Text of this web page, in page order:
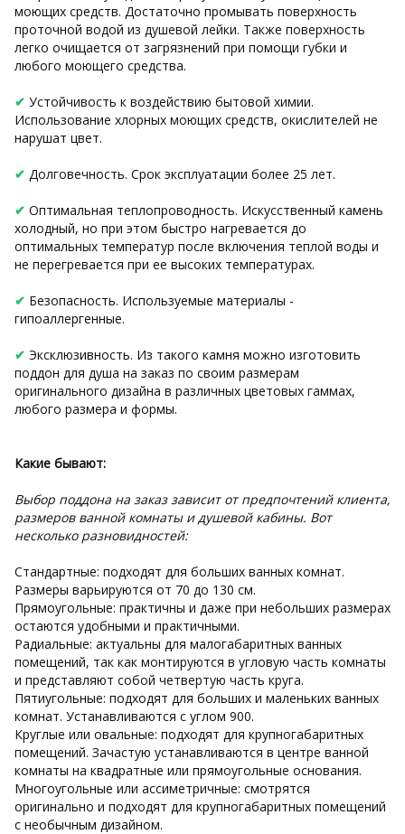
моющих средств. Достаточно промывать поверхность
проточной водой из душевой лейки. Также поверхность
легко очищается от загрязнений при помощи губки и
любого моющего средства.
✔ Устойчивость к воздействию бытовой химии.
Использование хлорных моющих средств, окислителей не
нарушат цвет.
✔ Долговечность. Срок эксплуатации более 25 лет.
✔ Оптимальная теплопроводность. Искусственный камень
холодный, но при этом быстро нагревается до
оптимальных температур после включения теплой воды и
не перегревается при ее высоких температурах.
✔ Безопасность. Используемые материалы -
гипоаллергенные.
✔ Эксклюзивность. Из такого камня можно изготовить
поддон для душа на заказ по своим размерам
оригинального дизайна в различных цветовых гаммах,
любого размера и формы.
Какие бывают:
Выбор поддона на заказ зависит от предпочтений клиента,
размеров ванной комнаты и душевой кабины. Вот
несколько разновидностей:
Стандартные: подходят для больших ванных комнат.
Размеры варьируются от 70 до 130 см.
Прямоугольные: практичны и даже при небольших размерах
остаются удобными и практичными.
Радиальные: актуальны для малогабаритных ванных
помещений, так как монтируются в угловую часть комнаты
и представляют собой четвертую часть круга.
Пятиугольные: подходят для больших и маленьких ванных
комнат. Устанавливаются с углом 900.
Круглые или овальные: подходят для крупногабаритных
помещений. Зачастую устанавливаются в центре ванной
комнаты на квадратные или прямоугольные основания.
Многоугольные или ассиметричные: смотрятся
оригинально и подходят для крупногабаритных помещений
с необычным дизайном.